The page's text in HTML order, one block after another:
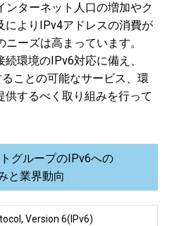
ターネット人口の増加やク
によりIPv4アドレスの消費が
ーズは高まっています。
環境のIPv6対応に備え、
ことの可能なサービス、環
するべく取り組みを行って
グループのIPv6への
と業界動向
Version 6(IPv6)